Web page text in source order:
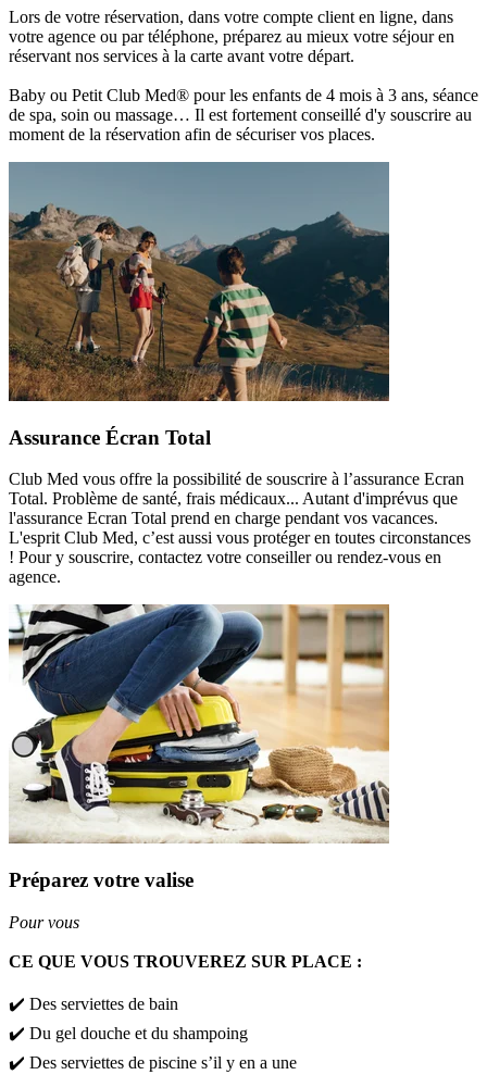
Lors de votre réservation, dans votre compte client en ligne, dans
votre agence ou par téléphone, préparez au mieux votre séjour en
réservant nos services à la carte avant votre départ.
Baby ou Petit Club Med® pour les enfants de 4 mois à 3 ans, séance
de spa, soin ou massage… Il est fortement conseillé d'y souscrire au
moment de la réservation afin de sécuriser vos places.
Assurance Écran Total
Club Med vous offre la possibilité de souscrire à l’assurance Ecran
Total. Problème de santé, frais médicaux... Autant d'imprévus que
l'assurance Ecran Total prend en charge pendant vos vacances.
L'esprit Club Med, c’est aussi vous protéger en toutes circonstances
! Pour y souscrire, contactez votre conseiller ou rendez-vous en
agence.
Préparez votre valise
Pour vous
CE QUE VOUS TROUVEREZ SUR PLACE :
✔️ Des serviettes de bain​
✔️ Du gel douche et du shampoing​
✔️ Des serviettes de piscine s’il y en a une